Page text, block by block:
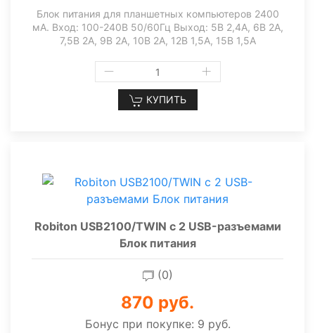
Блок питания для планшетных компьютеров 2400
мА. Вход: 100-240В 50/60Гц Выход: 5В 2,4A, 6В 2A,
7,5В 2А, 9В 2A, 10В 2A, 12В 1,5A, 15В 1,5A
КУПИТЬ
Robiton USB2100/TWIN с 2 USB-разъемами
Блок питания
(0)
870 руб.
Бонус при покупке: 9 руб.